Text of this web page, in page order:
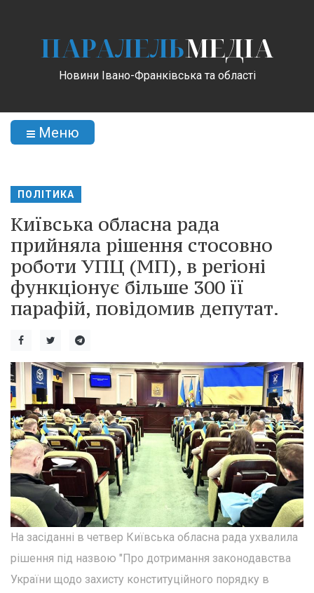
ПАРАЛЕЛЬМЕДІА
Новини Івано-Франківська та області
Меню
ПОЛІТИКА
Київська обласна рада
прийняла рішення стосовно
роботи УПЦ (МП), в регіоні
функціонує більше 300 її
парафій, повідомив депутат.
На засіданні в четвер Київська обласна рада ухвалила
рішення під назвою "Про дотримання законодавства
України щодо захисту конституційного порядку в